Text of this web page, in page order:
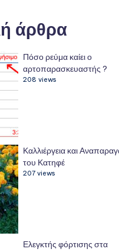
άρθρα
Πόσο ρεύμα καίει ο
αρτοπαρασκευαστής ?
208 views
Καλλιέργεια και
του Κατηφέ
207 views
Ελεγκτής φόρτισης στα